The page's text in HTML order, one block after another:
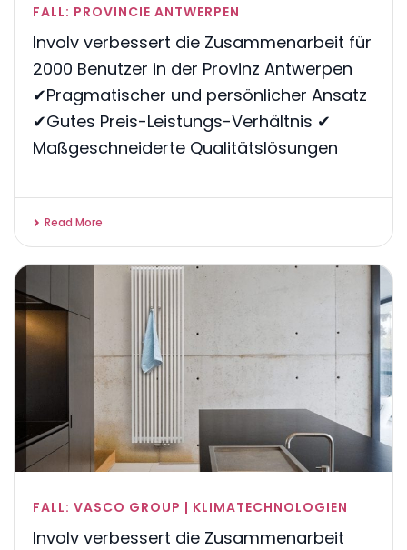
FALL: PROVINCIE ANTWERPEN
Involv verbessert die Zusammenarbeit für
2000 Benutzer in der Provinz Antwerpen
✔Pragmatischer und persönlicher Ansatz
✔Gutes Preis-Leistungs-Verhältnis ✔
Maßgeschneiderte Qualitätslösungen
Read More
FALL: VASCO GROUP | KLIMATECHNOLOGIEN
Involv verbessert die Zusammenarbeit